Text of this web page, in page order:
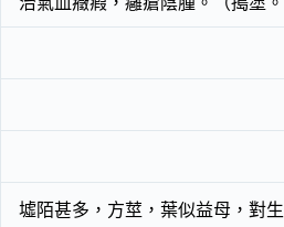
墟陌甚多，方莖，葉似益母，對